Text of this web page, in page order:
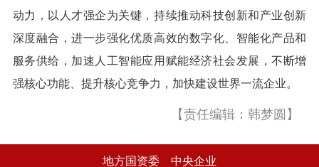
动力，以人才强企为关键，持续推动科技创新和产业创新
深度融合，进一步强化优质高效的数字化、智能化产品和
服务供给，加速人工智能应用赋能经济社会发展，不断增
强核心功能、提升核心竞争力，加快建设世界一流企业。
【责任编辑：韩梦圆】
地方国资委 中央企业